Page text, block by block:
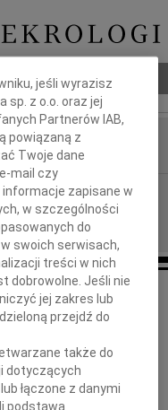
Drogiej
Renacie
jeśli wyrazisz
sp. z o.o. oraz jej
Partnerów IAB,
powiązaną z
Twoje dane
mail czy
zapisane w
w szczególności
do
swoich serwisach,
treści w nich
dobrowolne. Jeśli nie
jej zakres lub
przejdź do
także do
dotyczących
łączone z danymi
podstawą